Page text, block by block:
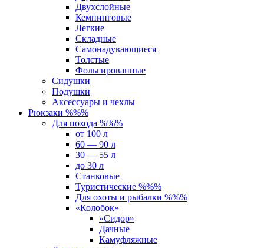
Двухслойные
Кемпинговые
Легкие
Складные
Самонадувающиеся
Толстые
Фольгированные
Сидушки
Подушки
Аксессуары и чехлы
Рюкзаки %%%
Для похода %%%
от 100 л
60 — 90 л
30 — 55 л
до 30 л
Станковые
Туристические %%%
Для охоты и рыбалки %%%
«Колобок»
«Сидор»
Дачные
Камуфляжные